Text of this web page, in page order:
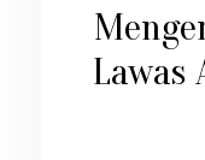
Lawas